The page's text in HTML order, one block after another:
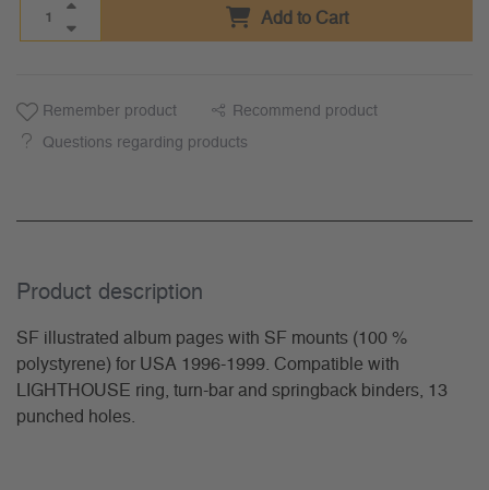
Add to Cart
Remember product Recommend product
Questions regarding products
Product description
SF illustrated album pages with SF mounts (100 %
polystyrene) for USA 1996-1999. Compatible with
LIGHTHOUSE ring, turn-bar and springback binders, 13
punched holes.